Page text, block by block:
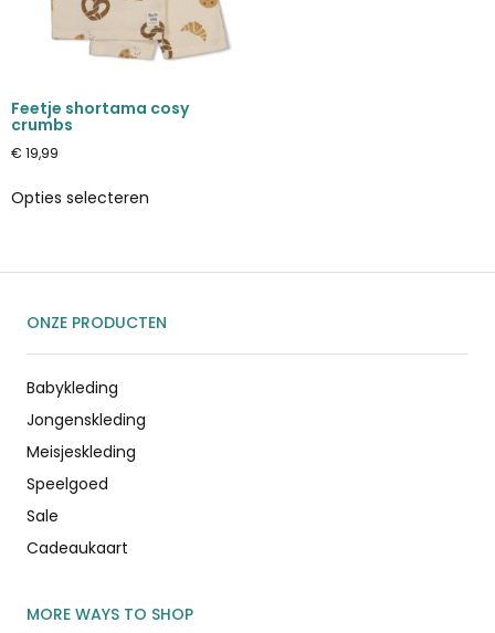
Feetje shortama cosy
crumbs
€ 19,99
Opties selecteren
ONZE PRODUCTEN
Babykleding
Jongenskleding
Meisjeskleding
Speelgoed
Sale
Cadeaukaart
MORE WAYS TO SHOP